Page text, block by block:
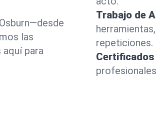
las
para
Trabajo de
repeticiones.
Certificados